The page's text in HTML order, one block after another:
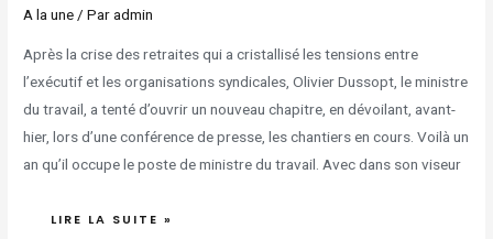
A la une/ Paradmin
Après la crise des retraites qui a cristallisé les tensions entre
l’exécutif et les organisations syndicales, Olivier Dussopt, le ministre
du travail, a tenté d’ouvrir un nouveau chapitre, en dévoilant, avant-
hier, lors d’une conférence de presse, les chantiers en cours. Voilà un
an qu’il occupe le poste de ministre du travail. Avec dans son viseur
LIRE LA SUITE »